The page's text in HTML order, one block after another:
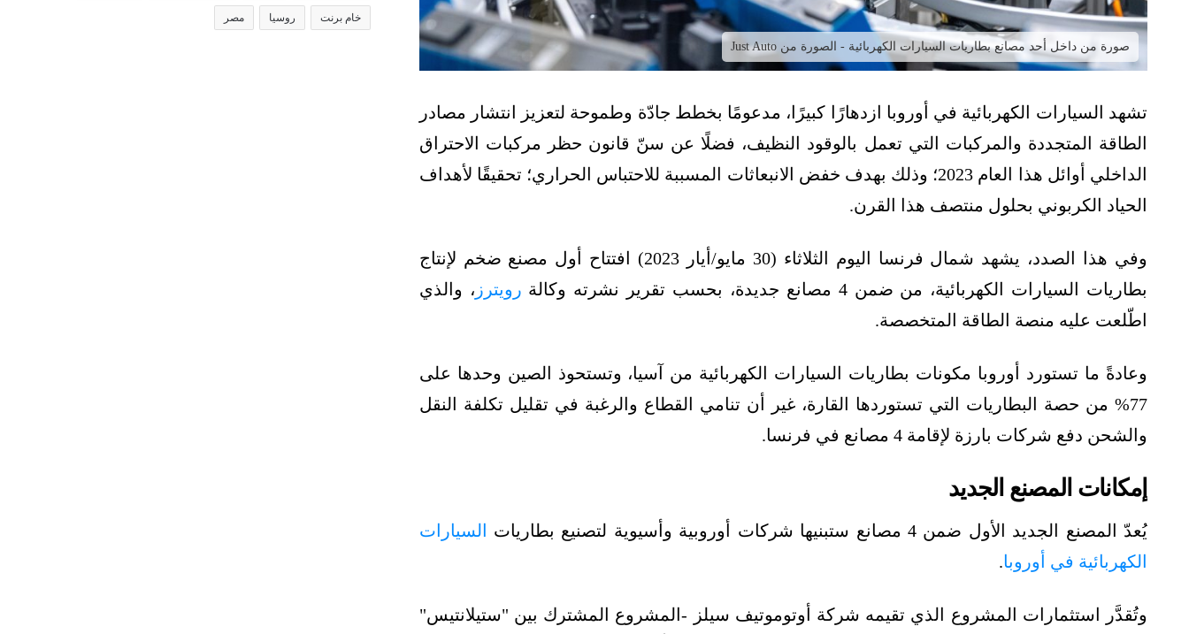
صورة من داخل أحد مصانع بطاريات السيارات الكهربائية - الصورة من Just Auto
تشهد السيارات الكهربائية في أوروبا ازدهارًا كبيرًا، مدعومًا بخطط جادّة وطموحة لتعزيز انتشار مصادر
الطاقة المتجددة والمركبات التي تعمل بالوقود النظيف، فضلًا عن سنّ قانون حظر مركبات الاحتراق
الداخلي أوائل هذا العام 2023؛ وذلك بهدف خفض الانبعاثات المسببة للاحتباس الحراري؛ تحقيقًا لأهداف
الحياد الكربوني بحلول منتصف هذا القرن.
وفي هذا الصدد، يشهد شمال فرنسا اليوم الثلاثاء (30 مايو/أيار 2023) افتتاح أول مصنع ضخم لإنتاج
بطاريات السيارات الكهربائية، من ضمن 4 مصانع جديدة، بحسب تقرير نشرته وكالة
رويترز ، والذي
اطّلعت عليه منصة الطاقة المتخصصة.
وعادةً ما تستورد أوروبا مكونات بطاريات السيارات الكهربائية من آسيا، وتستحوذ الصين وحدها على
77% من حصة البطاريات التي تستوردها القارة، غير أن تنامي القطاع والرغبة في تقليل تكلفة النقل
والشحن دفع شركات بارزة لإقامة 4 مصانع في فرنسا.
إمكانات المصنع الجديد
يُعدّ المصنع الجديد الأول ضمن 4 مصانع ستبنيها شركات أوروبية وأسيوية لتصنيع بطاريات
السيارات
الكهربائية في أوروبا.
وتُقدَّر استثمارات المشروع الذي تقيمه شركة أوتوموتيف سيلز -المشروع المشترك بين "ستيلانتيس"
خام برنت روسيا مصر